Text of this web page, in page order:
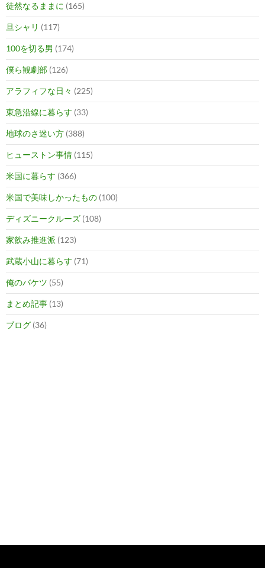
徒然なるままに (165)
旦シャリ (117)
100を切る男 (174)
僕ら観劇部 (126)
アラフィフな日々 (225)
東急沿線に暮らす (33)
地球のさ迷い方 (388)
ヒューストン事情 (115)
米国に暮らす (366)
米国で美味しかったもの (100)
ディズニークルーズ (108)
家飲み推進派 (123)
武蔵小山に暮らす (71)
俺のバケツ (55)
まとめ記事 (13)
ブログ (36)